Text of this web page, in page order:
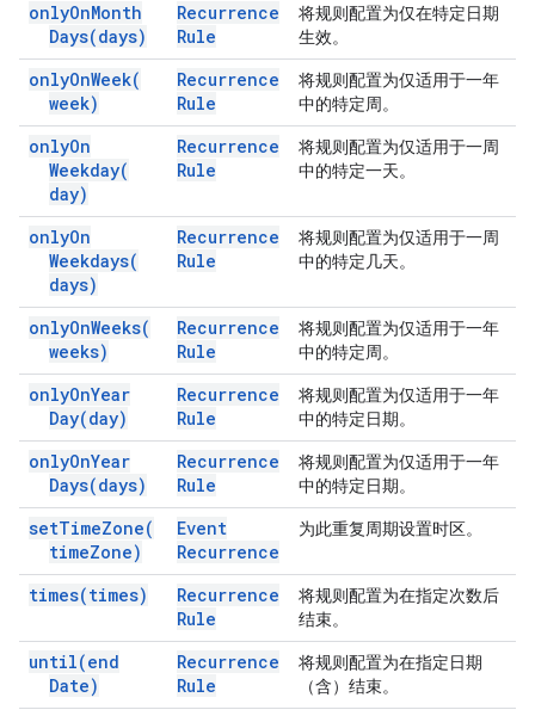
onlyOnMonth
Days(days)
Recurrence
Rule
将规则配置为仅在特定日期
生效。
onlyOnWeek(
week)
Recurrence
Rule
将规则配置为仅适用于一年
中的特定周。
onlyOn
Weekday(
day)
Recurrence
Rule
将规则配置为仅适用于一周
中的特定一天。
onlyOn
Weekdays(
days)
Recurrence
Rule
将规则配置为仅适用于一周
中的特定几天。
onlyOnWeeks(
weeks)
Recurrence
Rule
将规则配置为仅适用于一年
中的特定周。
onlyOnYear
Day(day)
Recurrence
Rule
将规则配置为仅适用于一年
中的特定日期。
onlyOnYear
Days(days)
Recurrence
Rule
将规则配置为仅适用于一年
中的特定日期。
setTimeZone(
timeZone)
Event
Recurrence
为此重复周期设置时区。
times(times)
Recurrence
Rule
将规则配置为在指定次数后
结束。
until(end
Date)
Recurrence
Rule
将规则配置为在指定日期
（含）结束。